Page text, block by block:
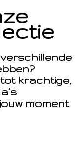
verschillende
krachtige,
moment